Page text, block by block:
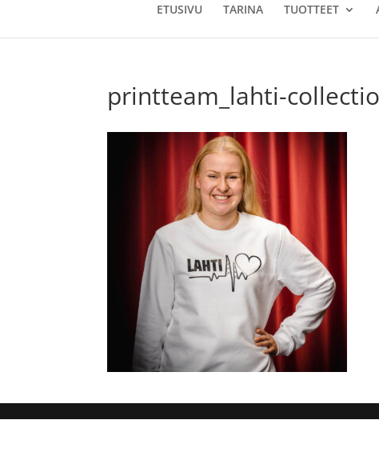
ETUSIVU TARINA TUOTTEET
printteam_lahti-